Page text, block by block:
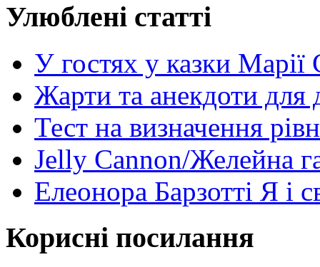
Улюблені статті
У гостях у казки
Жарти та анекдоти для
Тест на визначення
Jelly Cannon/Желейна
Елеонора Барзотті Я і
Корисні посилання